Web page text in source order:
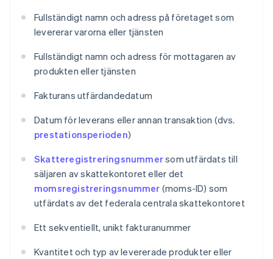
Fullständigt namn och adress på företaget som
levererar varorna eller tjänsten
Fullständigt namn och adress för mottagaren av
produkten eller tjänsten
Fakturans utfärdandedatum
Datum för leverans eller annan transaktion (dvs.
prestationsperioden)
Skatteregistreringsnummersom utfärdats till
säljaren av skattekontoret eller det
momsregistreringsnummer (moms-ID) som
utfärdats av det federala centrala skattekontoret
Ett sekventiellt, unikt fakturanummer
Kvantitet och typ av levererade produkter eller